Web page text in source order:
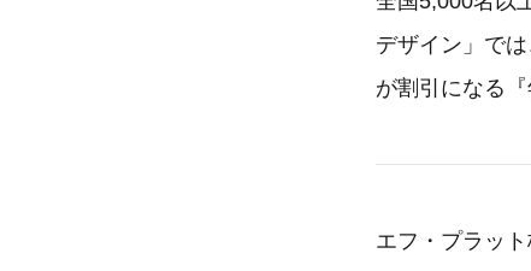
デザイン」で
が割引になる
エフ・プラッ